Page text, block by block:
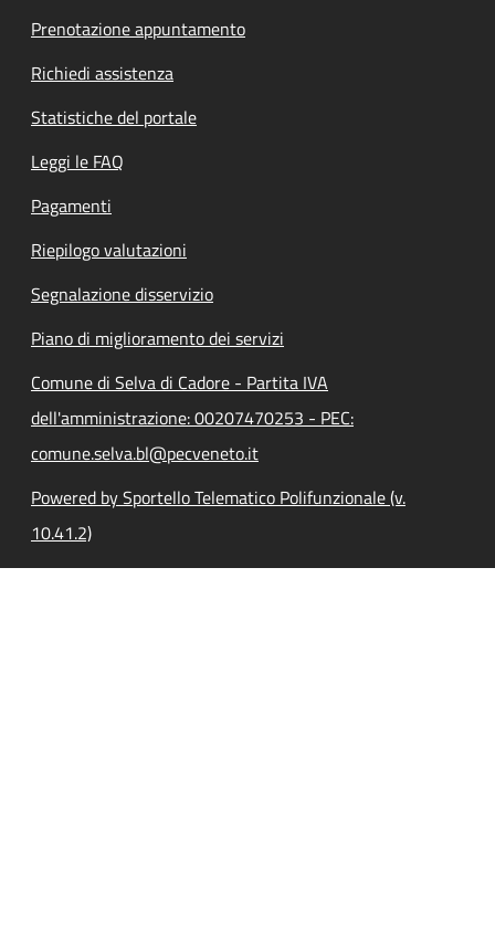
Prenotazione appuntamento
Richiedi assistenza
Statistiche del portale
Leggi le FAQ
Pagamenti
Riepilogo valutazioni
Segnalazione disservizio
Piano di miglioramento dei servizi
Comune di Selva di Cadore - Partita IVA
dell'amministrazione: 00207470253 - PEC:
comune.selva.bl@pecveneto.it
Powered by Sportello Telematico Polifunzionale (v.
10.41.2)